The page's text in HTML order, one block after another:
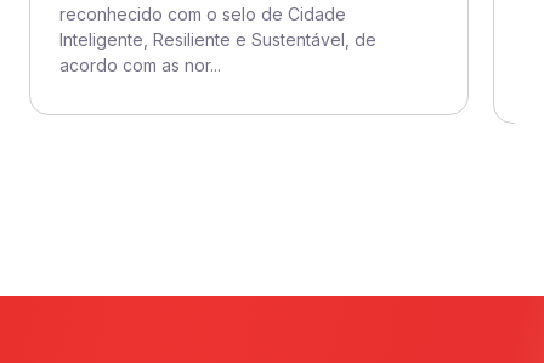
reconhecido com o selo de Cidade
Inteligente, Resiliente e Sustentável, de
acordo com as nor...